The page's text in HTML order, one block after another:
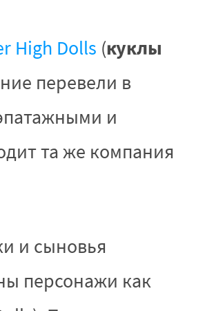
High Dolls (куклы
перевели в
и
та же компания
и сыновья
персонажи как